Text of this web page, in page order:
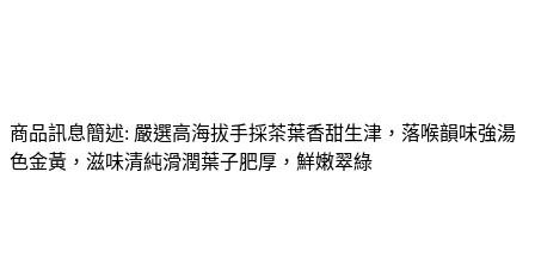
商品訊息簡述: 嚴選高海拔手採茶葉香甜生津，落喉韻味強湯
色金黃，滋味清純滑潤葉子肥厚，鮮嫩翠綠